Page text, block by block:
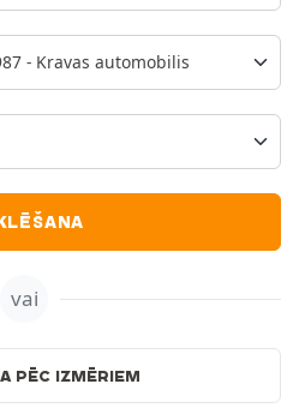
vai
PĒC IZMĒRIEM